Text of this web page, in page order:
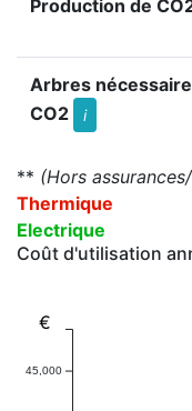
Production de
Arbres
CO2
i
** (Hors
Thermique
Electrique
Coût d'utilisation
45,000
€